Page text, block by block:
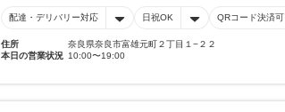
配達・デリバリー対応 日祝OK QRコード決済可
住所
奈良県奈良市富雄元町２丁目１−２２
本日の営業状況 10:00〜19:00